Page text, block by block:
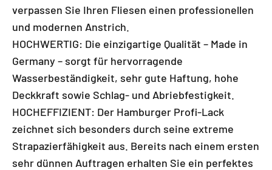
verpassen Sie Ihren Fliesen einen professionellen
und modernen Anstrich.
HOCHWERTIG: Die einzigartige Qualität – Made in
Germany – sorgt für hervorragende
Wasserbeständigkeit, sehr gute Haftung, hohe
Deckkraft sowie Schlag- und Abriebfestigkeit.
HOCHEFFIZIENT: Der Hamburger Profi-Lack
zeichnet sich besonders durch seine extreme
Strapazierfähigkeit aus. Bereits nach einem ersten
sehr dünnen Auftragen erhalten Sie ein perfektes